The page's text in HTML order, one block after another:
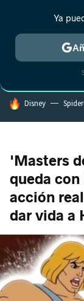
HOY SE HABLA DE
Disney
'Masters
queda
acción
dar vida a
Ya